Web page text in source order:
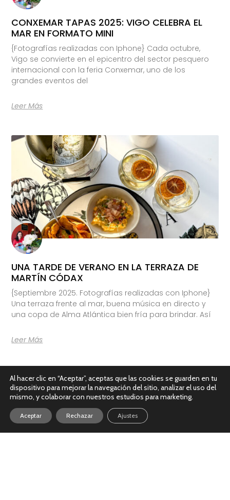
CONXEMAR TAPAS 2025: VIGO CELEBRA EL
MAR EN FORMATO MINI
{Fotografías realizadas con Iphone} Cada octubre,
Vigo se convierte en el epicentro del sector pesquero
internacional con la feria Conxemar, uno de los
grandes eventos del
Leer Más
UNA TARDE DE VERANO EN LA TERRAZA DE
MARTÍN CÓDAX
{Septiembre 2025. Fotografías realizadas con Iphone}
Una terraza frente al mar, buena música en directo y
una copa de Alma Atlántica bien fría para brindar. Así
Leer Más
Al hacer clic en “Aceptar”, aceptas que las cookies se guarden en tu
dispositivo para mejorar la navegación del sitio, analizar el uso del
mismo, y colaborar con nuestros estudios para marketing.
Aceptar Rechazar Ajustes